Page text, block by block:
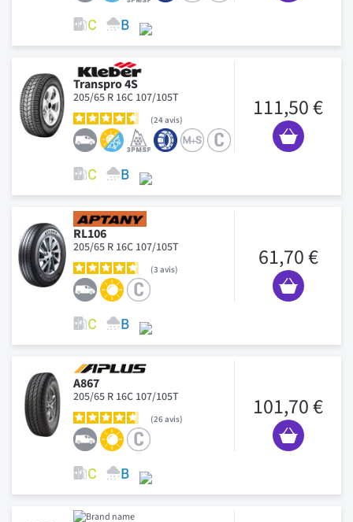
Transpro 4S
205/65 R 16C 107/105T
24avis 111,50 €
RL106
205/65 R 16C 107/105T
3 avis 61,70 €
A867
205/65 R 16C 107/105T
26avis 101,70 €